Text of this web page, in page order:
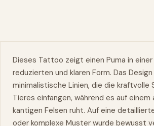
Dieses Tattoo zeigt einen Puma in
reduzierten und klaren Form. Das
minimalistische Linien, die die kraftvolle
Tieres einfangen, während es auf
kantigen Felsen ruht. Auf eine
oder komplexe Muster wurde bewusst